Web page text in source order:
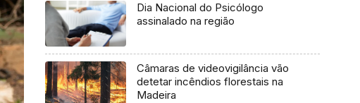
Dia Nacional do Psicólogo
assinalado na região
Câmaras de videovigilância vão
detetar incêndios florestais na
Madeira